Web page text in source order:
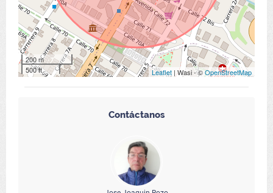
200 m
500 ft
Leaflet | Wasi - ©OpenStreetMap
Contáctanos